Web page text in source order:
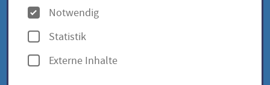
Citron russe / Solanum
lycopersicum
O
p
t
i
Notwendig
Statistik
Externe Inhalte